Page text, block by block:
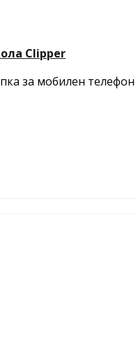
Clipper
за мобилен телефон